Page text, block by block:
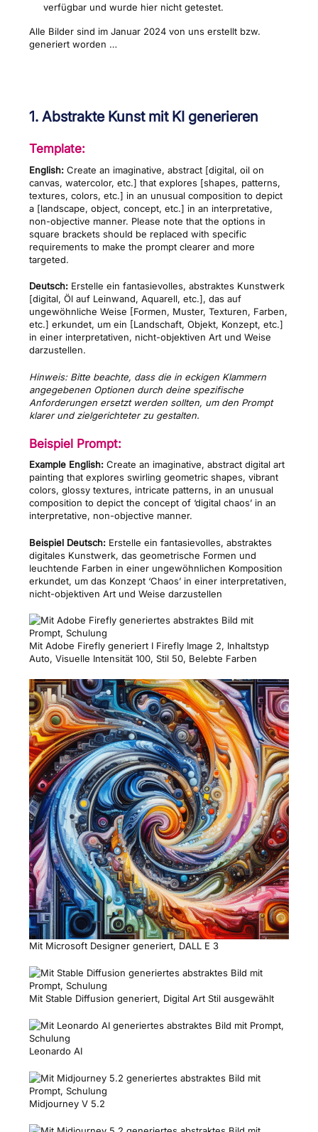
verfügbar und wurde hier nicht getestet.
Alle Bilder sind im Januar 2024 von uns erstellt bzw.
generiert worden …
1. Abstrakte Kunst mit KI generieren
Template:
English: Create an imaginative, abstract [digital, oil on
canvas, watercolor, etc.] that explores [shapes, patterns,
textures, colors, etc.] in an unusual composition to depict
a [landscape, object, concept, etc.] in an interpretative,
non-objective manner. Please note that the options in
square brackets should be replaced with specific
requirements to make the prompt clearer and more
targeted.
Deutsch: Erstelle ein fantasievolles, abstraktes Kunstwerk
[digital, Öl auf Leinwand, Aquarell, etc.], das auf
ungewöhnliche Weise [Formen, Muster, Texturen, Farben,
etc.] erkundet, um ein [Landschaft, Objekt, Konzept, etc.]
in einer interpretativen, nicht-objektiven Art und Weise
darzustellen.
Hinweis: Bitte beachte, dass die in eckigen Klammern
angegebenen Optionen durch deine spezifische
Anforderungen ersetzt werden sollten, um den Prompt
klarer und zielgerichteter zu gestalten.
Beispiel Prompt:
Example English:Create an imaginative, abstract digital art
painting that explores swirling geometric shapes, vibrant
colors, glossy textures, intricate patterns, in an unusual
composition to depict the concept of ‘digital chaos’ in an
interpretative, non-objective manner.
Beispiel Deutsch: Erstelle ein fantasievolles, abstraktes
digitales Kunstwerk, das geometrische Formen und
leuchtende Farben in einer ungewöhnlichen Komposition
erkundet, um das Konzept ‘Chaos’ in einer interpretativen,
nicht-objektiven Art und Weise darzustellen
Mit Adobe Firefly generiert I Firefly Image 2, Inhaltstyp
Auto, Visuelle Intensität 100, Stil 50, Belebte Farben
Mit Microsoft Designer generiert, DALL E 3
Mit Stable Diffusion generiert, Digital Art Stil ausgewählt
Leonardo AI
Midjourney V 5.2